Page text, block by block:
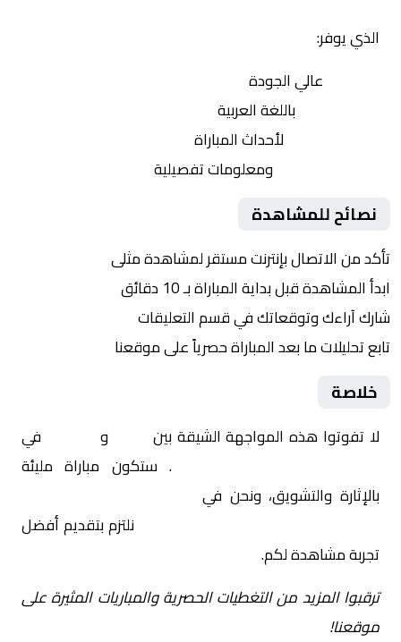
الذي يوفر:
عالي الجودة
باللغة العربية
لأحداث المباراة
ومعلومات تفصيلية
نصائح للمشاهدة
تأكد من الاتصال بإنترنت مستقر لمشاهدة مثلى
ابدأ المشاهدة قبل بداية المباراة بـ 10 دقائق
شارك آراءك وتوقعاتك في قسم التعليقات
تابع تحليلات ما بعد المباراة حصرياً على موقعنا
خلاصة
لا تفوتوا هذه المواجهة الشيقة بين و
في
. ستكون مباراة مليئة
بالإثارة والتشويق، ونحن في
نلتزم بتقديم أفضل
تجربة مشاهدة لكم.
ترقبوا المزيد من التغطيات الحصرية والمباريات المثيرة على
موقعنا!